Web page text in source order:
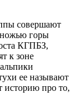
совершают
горы
КГПБЗ,
к зоне
ее называют
историю про то,